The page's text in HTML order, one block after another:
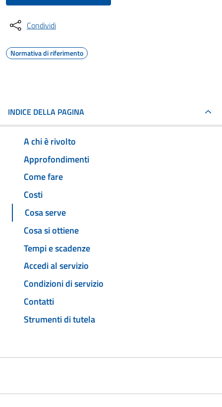
Condividi
Normativa di riferimento
INDICE DELLA PAGINA
A chi è rivolto
Approfondimenti
Come fare
Costi
Cosa serve
Cosa si ottiene
Tempi e scadenze
Accedi al servizio
Condizioni di servizio
Contatti
Strumenti di tutela